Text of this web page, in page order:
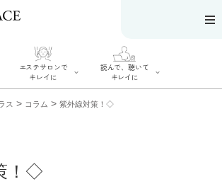
エステサロンで
キレイに
エステサロンで
読んで、聴いて
キレイに
ス > コラム > 紫外線対策！◇
！◇